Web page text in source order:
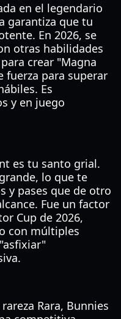
en el legendario
garantiza que tu
En 2026, se
otras habilidades
crear "Magna
fuerza para superar
Es
y en juego
es tu santo grial.
lo que te
y pases que de otro
Fue un factor
Cup de 2026,
con múltiples
Rara, Bunnies